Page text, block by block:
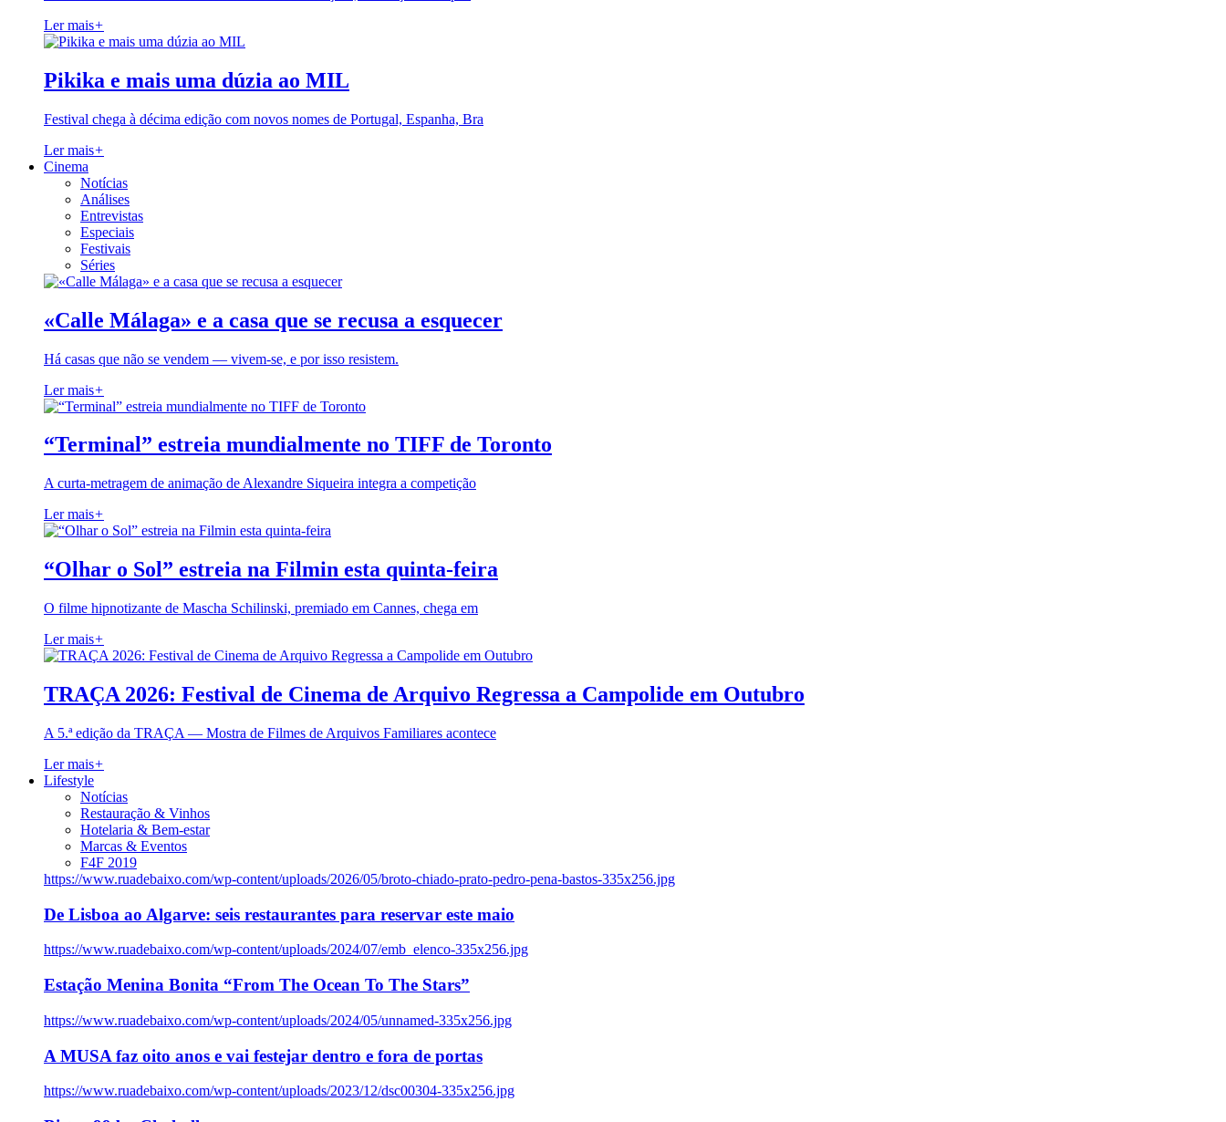
Ler mais+
Pikika e mais uma dúzia ao MIL
Festival chega à décima edição com novos nomes de Portugal, Espanha, Bra
Ler mais+
Cinema
Notícias
Análises
Entrevistas
Especiais
Festivais
Séries
«Calle Málaga» e a casa que se recusa a esquecer
Há casas que não se vendem — vivem-se, e por isso resistem.
Ler mais+
“Terminal” estreia mundialmente no TIFF de Toronto
A curta-metragem de animação de Alexandre Siqueira integra a competição
Ler mais+
“Olhar o Sol” estreia na Filmin esta quinta-feira
O filme hipnotizante de Mascha Schilinski, premiado em Cannes, chega em
Ler mais+
TRAÇA 2026: Festival de Cinema de Arquivo Regressa a Campolide em Outubro
A 5.ª edição da TRAÇA — Mostra de Filmes de Arquivos Familiares acontece
Ler mais+
Lifestyle
Notícias
Restauração & Vinhos
Hotelaria & Bem-estar
Marcas & Eventos
F4F 2019
https://www.ruadebaixo.com/wp-content/uploads/2026/05/broto-chiado-prato-pedro-pena-bastos-335x256.jpg
De Lisboa ao Algarve: seis restaurantes para reservar este maio
https://www.ruadebaixo.com/wp-content/uploads/2024/07/emb_elenco-335x256.jpg
Estação Menina Bonita “From The Ocean To The Stars”
https://www.ruadebaixo.com/wp-content/uploads/2024/05/unnamed-335x256.jpg
A MUSA faz oito anos e vai festejar dentro e fora de portas
https://www.ruadebaixo.com/wp-content/uploads/2023/12/dsc00304-335x256.jpg